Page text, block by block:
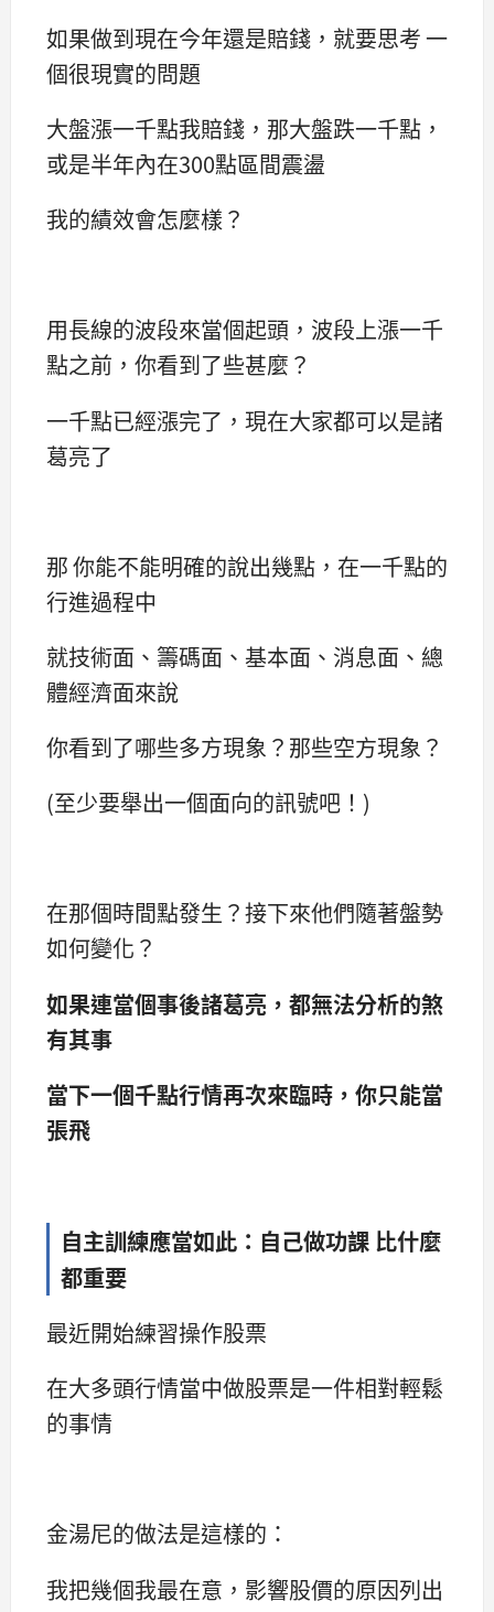
如果做到現在今年還是賠錢，就要思考 一
個很現實的問題
大盤漲一千點我賠錢，那大盤跌一千點，
或是半年內在300點區間震盪
我的績效會怎麼樣？
用長線的波段來當個起頭，波段上漲一千
點之前，你看到了些甚麼？
一千點已經漲完了，現在大家都可以是諸
葛亮了
那 你能不能明確的說出幾點，在一千點的
行進過程中
就技術面、籌碼面、基本面、消息面、總
體經濟面來說
你看到了哪些多方現象？那些空方現象？
(至少要舉出一個面向的訊號吧！)
在那個時間點發生？接下來他們隨著盤勢
如何變化？
如果連當個事後諸葛亮，都無法分析的煞
有其事
當下一個千點行情再次來臨時，你只能當
張飛
自主訓練應當如此：自己做功課 比什麼
都重要
最近開始練習操作股票
在大多頭行情當中做股票是一件相對輕鬆
的事情
金湯尼的做法是這樣的：
我把幾個我最在意，影響股價的原因列出